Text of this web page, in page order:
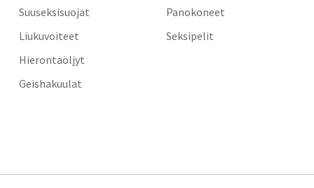
Suuseksisuojat
Liukuvoiteet
Hierontaöljyt
Geishakuulat
Panokoneet
Seksipelit